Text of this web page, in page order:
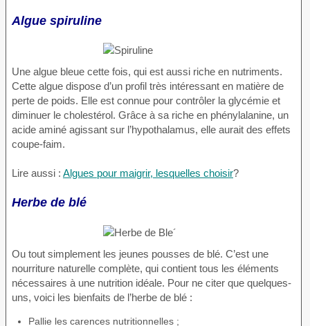
Algue spiruline
Une algue bleue cette fois, qui est aussi riche en nutriments.
Cette algue dispose d’un profil très intéressant en matière de
perte de poids. Elle est connue pour contrôler la glycémie et
diminuer le cholestérol. Grâce à sa riche en phénylalanine, un
acide aminé agissant sur l’hypothalamus, elle aurait des effets
coupe-faim.
Lire aussi : Algues pour maigrir, lesquelles choisir?
Herbe de blé
Ou tout simplement les jeunes pousses de blé. C’est une
nourriture naturelle complète, qui contient tous les éléments
nécessaires à une nutrition idéale. Pour ne citer que quelques-
uns, voici les bienfaits de l’herbe de blé :
Pallie les carences nutritionnelles ;